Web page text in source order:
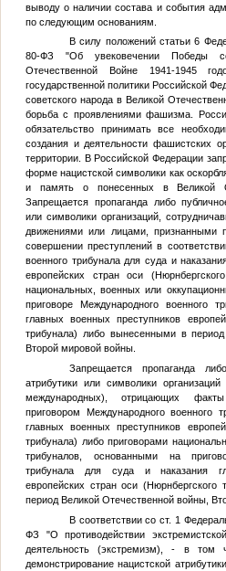
выводу о наличии состава и события
по следующим основаниям.
В силу положений статьи 6
80-ФЗ "Об увековечении Победы
Отечественной Войне 1941-1945
государственной политики Российской
советского народа в Великой
борьба с проявлениями фашизма.
обязательство принимать все
создания и деятельности фашистских
территории. В Российской Федерации
форме нацистской символики как
и память о понесенных в Великой
Запрещается пропаганда либо
или символики организаций,
движениями или лицами, признанными
совершении преступлений в
военного трибунала для суда и
европейских стран оси
национальных, военных или
приговоре Международного военного
главных военных преступников
трибунала) либо вынесенными в
Второй мировой войны.
Запрещается пропаганда
атрибутики или символики
международных), отрицающих
приговором Международного военного
главных военных преступников
трибунала) либо приговорами
трибуналов, основанными на
трибунала для суда и наказания
европейских стран оси
период Великой Отечественной войны,
В соответствии со ст. 1
ФЗ "О противодействии
деятельность (экстремизм), - в том
демонстрирование нацистской